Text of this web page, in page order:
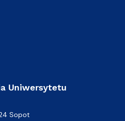
Uniwersytetu
Sopot